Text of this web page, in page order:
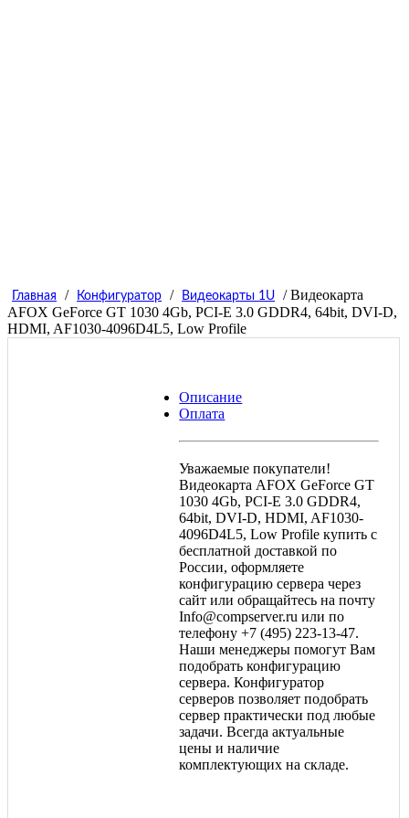
Главная / Конфигуратор / Видеокарты 1U
/ Видеокарта
AFOX GeForce GT 1030 4Gb, PCI-E 3.0 GDDR4, 64bit, DVI-D,
HDMI, AF1030-4096D4L5, Low Profile
Описание
Оплата
Уважаемые покупатели!
Видеокарта AFOX GeForce GT
1030 4Gb, PCI-E 3.0 GDDR4,
64bit, DVI-D, HDMI, AF1030-
4096D4L5, Low Profile купить с
бесплатной доставкой по
России, оформляете
конфигурацию сервера через
сайт или обращайтесь на почту
Info@compserver.ru или по
телефону +7 (495) 223-13-47.
Наши менеджеры помогут Вам
подобрать конфигурацию
сервера. Конфигуратор
серверов позволяет подобрать
сервер практически под любые
задачи. Всегда актуальные
цены и наличие
комплектующих на складе.